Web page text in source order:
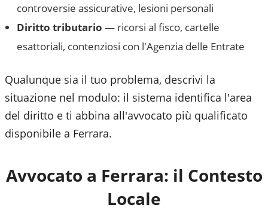
controversie assicurative, lesioni personali
Diritto tributario — ricorsi al fisco, cartelle
esattoriali, contenziosi con l'Agenzia delle Entrate
Qualunque sia il tuo problema, descrivi la
situazione nel modulo: il sistema identifica l'area
del diritto e ti abbina all'avvocato più qualificato
disponibile a Ferrara.
Avvocato a Ferrara: il Contesto
Locale